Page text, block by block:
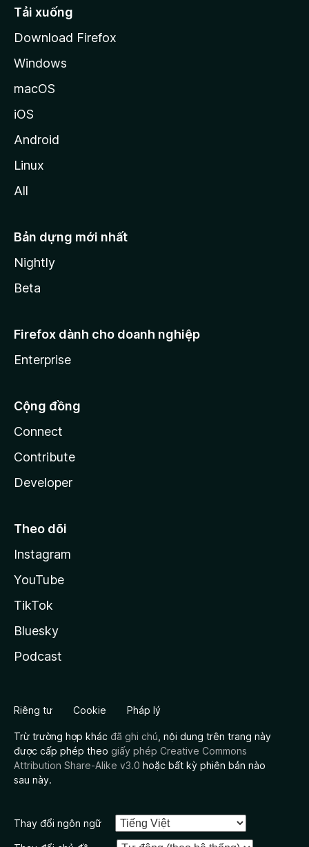
lTải xuống
Download Firefox
Windows
macOS
iOS
Android
Linux
All
Bản dựng mới nhất
Nightly
Beta
Firefox dành cho doanh nghiệp
Enterprise
Cộng đồng
Connect
Contribute
Developer
Theo dõi
Instagram
YouTube
TikTok
Bluesky
Podcast
Riêng tư Cookie Pháp lý
Trừ trường hợp khác đã ghi chú , nội dung trên trang này
được cấp phép theo giấy phép Creative Commons
Attribution Share-Alike v3.0 hoặc bất kỳ phiên bản nào
sau này.
Thay đổi ngôn ngữ